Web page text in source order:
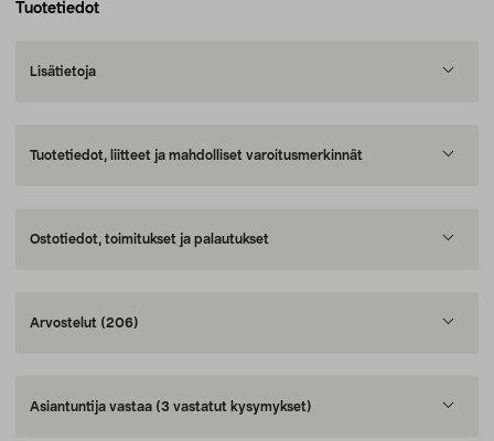
Tuotetiedot
Lisätietoja
Tuotetiedot, liitteet ja mahdolliset varoitusmerkinnät
Ostotiedot, toimitukset ja palautukset
Arvostelut (206)
Asiantuntija vastaa (3 vastatut kysymykset)